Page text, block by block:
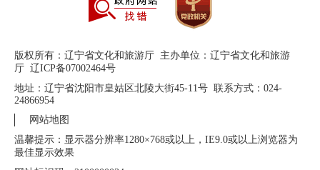
版权所有：辽宁省文化和旅游厅 主办单位：辽宁省文化和旅游
厅 辽ICP备07002464号
地址：辽宁省沈阳市皇姑区北陵大街45-11号 联系方式：024-
24866954
网站地图
温馨提示：显示器分辨率1280×768或以上，IE9.0或以上浏览器为
最佳显示效果